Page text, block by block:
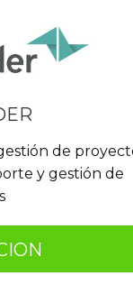
de
y gestión de